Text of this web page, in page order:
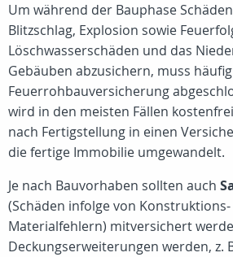
Um während der Bauphase
Blitzschlag, Explosion sowie
Löschwasserschäden und das
Gebäuben abzusichern, muss
Feuerrohbauversicherung
wird in den meisten Fällen
nach Fertigstellung in einen
die fertige Immobilie umgewandelt.
Je nach Bauvorhaben sollten auch
(Schäden infolge von
Materialfehlern) mitversichert
Deckungserweiterungen werden, z.